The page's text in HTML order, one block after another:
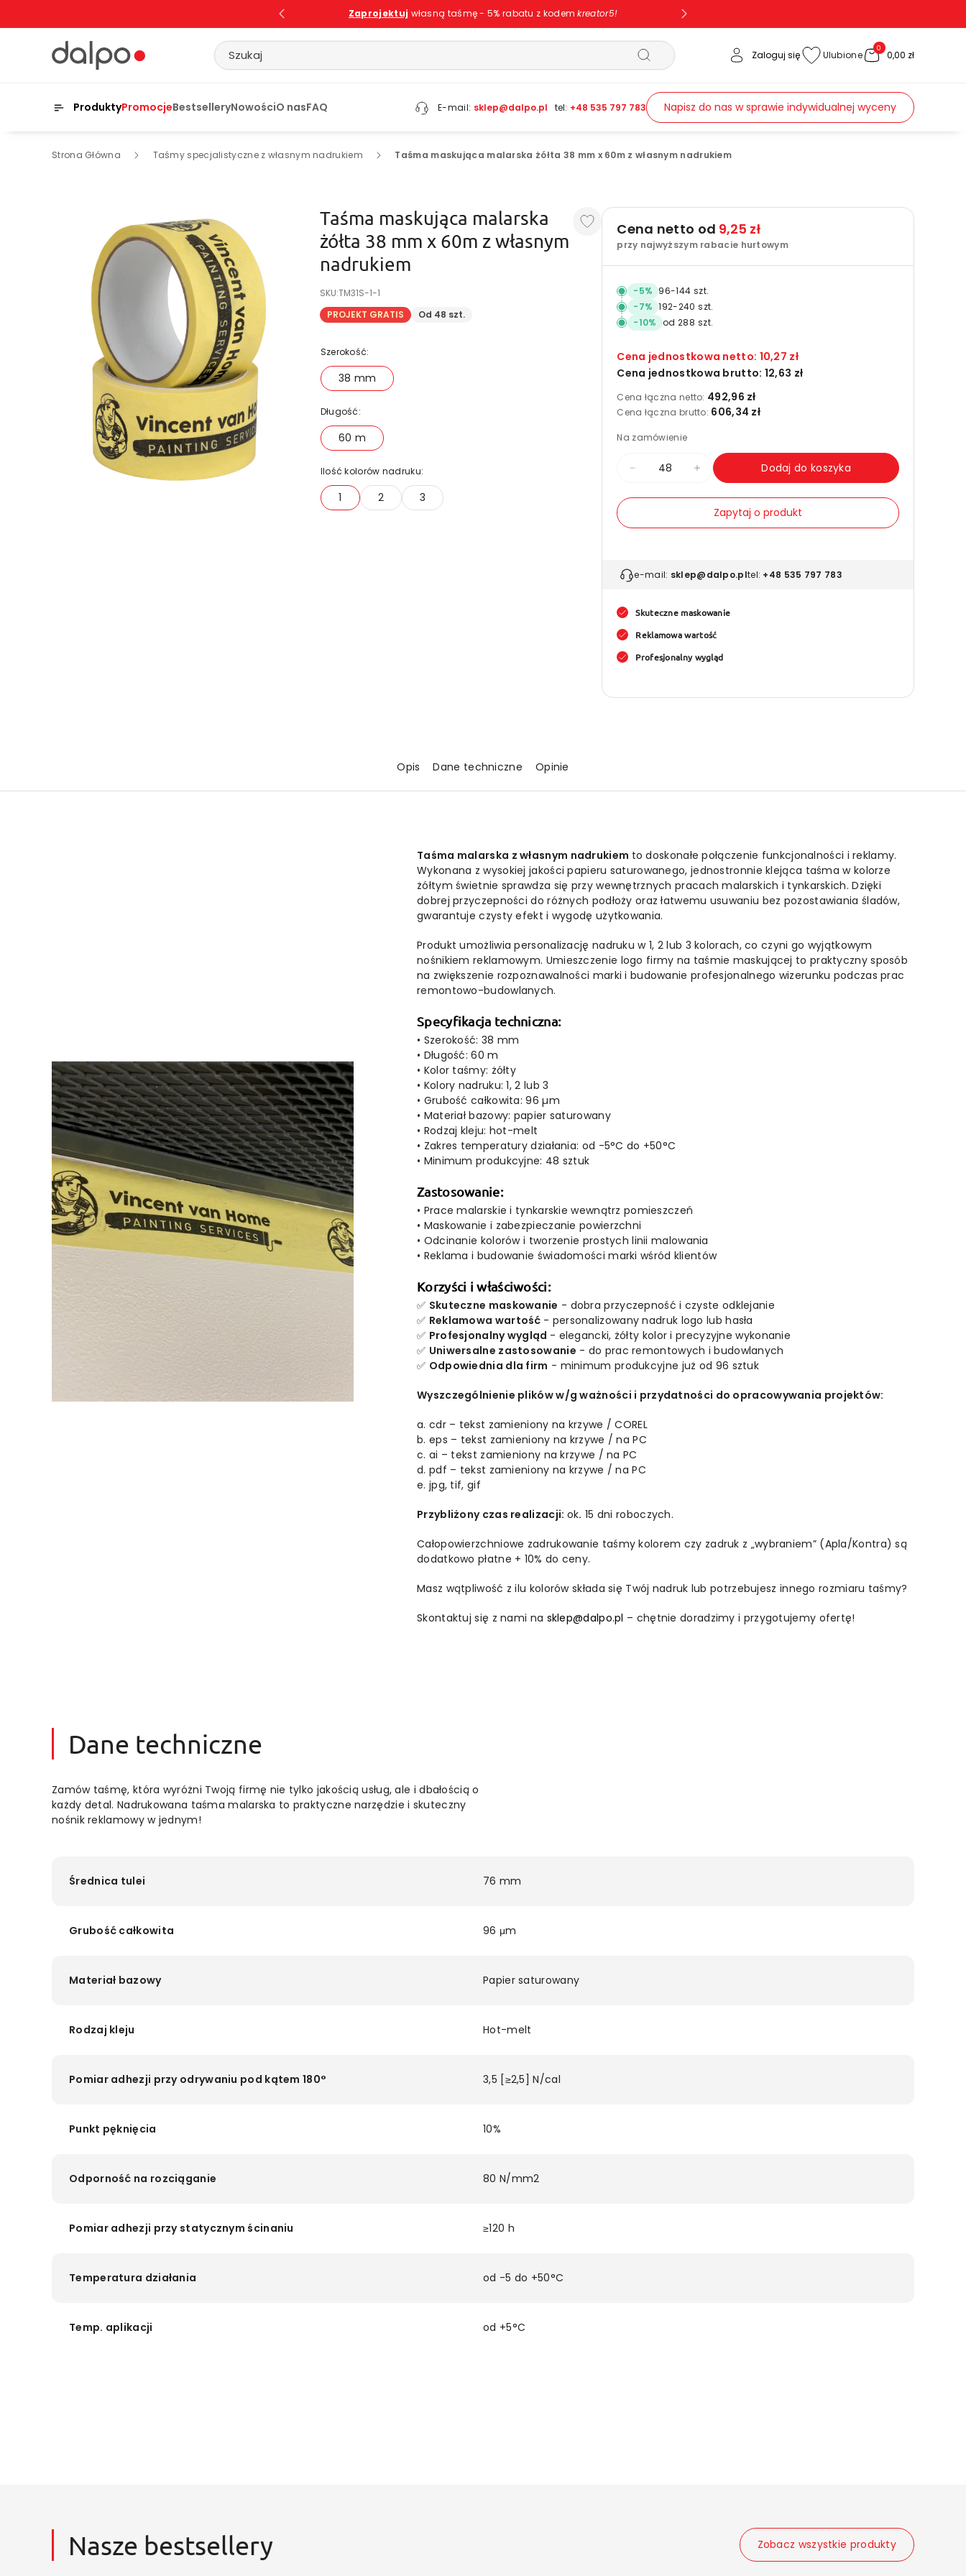
Zaprojektuj własną taśmę - 5% rabatu z kodemkreator5!
Szukaj Zaloguj się Ulubione
0
0,00 zł
ProduktyPromocjeBestselleryNowościO nasFAQ E-mail: sklep@dalpo.pl tel: +48 535 797 783 Napisz do nas w sprawie indywidualnej wyceny
Strona Główna Taśmy specjalistyczne z własnym nadrukiem Taśma maskująca malarska żółta 38 mm x 60m z własnym nadrukiem
Pomiń,
Informacji
Produkcie
Taśma maskująca malarska
żółta 38 mm x 60m z własnym
nadrukiem
SKU:TM31S-1-1
PROJEKT GRATIS
Od 48 szt.
Szerokość:
38 mm
Długość:
60 m
Ilość kolorów nadruku:
1 2 3
Cena netto od 9,25 zł
przy najwyższym rabacie hurtowym
-5% 96-144 szt.
-7% 192-240 szt.
-10% od 288 szt.
Cena jednostkowa netto: 10,27 zł
Cena jednostkowa brutto: 12,63 zł
Cena łączna netto: 492,96 zł
Cena łączna brutto: 606,34 zł
Na zamówienie
Zmniejsz
ilość
malarska
38
mm
x
Zwiększ
ilość
dla
malarska
38
mm
x
Dodaj do koszyka
Zapytaj o produkt
e-mail: sklep@dalpo.pltel: +48 535 797 783
Skuteczne maskowanie
Reklamowa wartość
Profesjonalny wygląd
Opis Dane techniczne Opinie
Taśma malarska z własnym nadrukiem to doskonałe połączenie funkcjonalności i reklamy.
Wykonana z wysokiej jakości papieru saturowanego, jednostronnie klejąca taśma w kolorze
żółtym świetnie sprawdza się przy wewnętrznych pracach malarskich i tynkarskich. Dzięki
dobrej przyczepności do różnych podłoży oraz łatwemu usuwaniu bez pozostawiania śladów,
gwarantuje czysty efekt i wygodę użytkowania.
Produkt umożliwia personalizację nadruku w 1, 2 lub 3 kolorach, co czyni go wyjątkowym
nośnikiem reklamowym. Umieszczenie logo firmy na taśmie maskującej to praktyczny sposób
na zwiększenie rozpoznawalności marki i budowanie profesjonalnego wizerunku podczas prac
remontowo-budowlanych.
Specyfikacja techniczna:
• Szerokość: 38 mm
• Długość: 60 m
• Kolor taśmy: żółty
• Kolory nadruku: 1, 2 lub 3
• Grubość całkowita: 96 µm
• Materiał bazowy: papier saturowany
• Rodzaj kleju: hot-melt
• Zakres temperatury działania: od -5°C do +50°C
• Minimum produkcyjne: 48 sztuk
Zastosowanie:
• Prace malarskie i tynkarskie wewnątrz pomieszczeń
• Maskowanie i zabezpieczanie powierzchni
• Odcinanie kolorów i tworzenie prostych linii malowania
• Reklama i budowanie świadomości marki wśród klientów
Korzyści i właściwości:
✅ Skuteczne maskowanie - dobra przyczepność i czyste odklejanie
✅ Reklamowa wartość - personalizowany nadruk logo lub hasła
✅ Profesjonalny wygląd - elegancki, żółty kolor i precyzyjne wykonanie
✅ Uniwersalne zastosowanie - do prac remontowych i budowlanych
✅ Odpowiednia dla firm - minimum produkcyjne już od 96 sztuk
Wyszczególnienie plików w/g ważności i przydatności do opracowywania projektów:
a. cdr – tekst zamieniony na krzywe / COREL
b. eps – tekst zamieniony na krzywe / na PC
c. ai – tekst zamieniony na krzywe / na PC
d. pdf – tekst zamieniony na krzywe / na PC
e. jpg, tif, gif
Przybliżony czas realizacji: ok. 15 dni roboczych.
Całopowierzchniowe zadrukowanie taśmy kolorem czy zadruk z „wybraniem” (Apla/Kontra) są
dodatkowo płatne + 10% do ceny.
Masz wątpliwość z ilu kolorów składa się Twój nadruk lub potrzebujesz innego rozmiaru taśmy?
Skontaktuj się z nami na sklep@dalpo.pl – chętnie doradzimy i przygotujemy ofertę!
Dane techniczne
Zamów taśmę, która wyróżni Twoją firmę nie tylko jakością usług, ale i dbałością o
każdy detal. Nadrukowana taśma malarska to praktyczne narzędzie i skuteczny
nośnik reklamowy w jednym!
Średnica tulei 76 mm
Grubość całkowita 96 μm
Materiał bazowy Papier saturowany
Rodzaj kleju Hot-melt
Pomiar adhezji przy odrywaniu pod kątem 180° 3,5 [≥2,5] N/cal
Punkt pęknięcia 10%
Odporność na rozciąganie 80 N/mm2
Pomiar adhezji przy statycznym ścinaniu ≥120 h
Temperatura działania od -5 do +50°C
Temp. aplikacji od +5°C
Nasze bestsellery Zobacz wszystkie produkty